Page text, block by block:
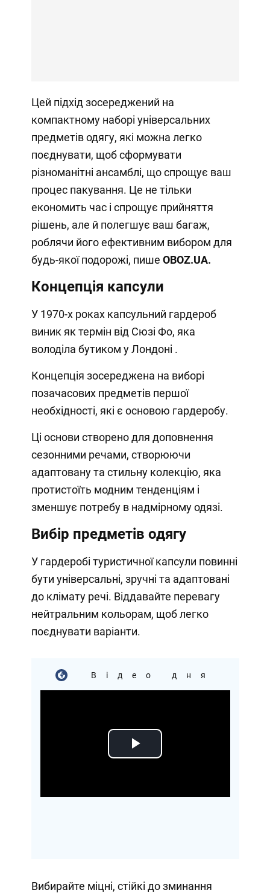
Цей підхід зосереджений на
компактному наборі універсальних
предметів одягу, які можна легко
поєднувати, щоб сформувати
різноманітні ансамблі, що спрощує ваш
процес пакування. Це не тільки
економить час і спрощує прийняття
рішень, але й полегшує ваш багаж,
роблячи його ефективним вибором для
будь-якої подорожі, пише OBOZ.UA.
Концепція капсули
У 1970-х роках капсульний гардероб
виник як термін від Сюзі Фо, яка
володіла бутиком у Лондоні .
Концепція зосереджена на виборі
позачасових предметів першої
необхідності, які є основою гардеробу.
Ці основи створено для доповнення
сезонними речами, створюючи
адаптовану та стильну колекцію, яка
протистоїть модним тенденціям і
зменшує потребу в надмірному одязі.
Вибір предметів одягу
У гардеробі туристичної капсули повинні
бути універсальні, зручні та адаптовані
до клімату речі. Віддавайте перевагу
нейтральним кольорам, щоб легко
поєднувати варіанти.
Відео дня
Play
Вибирайте міцні, стійкі до зминання